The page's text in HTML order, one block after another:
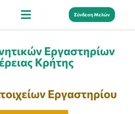
Σύνδεση Μελών
Εργαστηρίων
Κρήτης
Εργαστηρίου